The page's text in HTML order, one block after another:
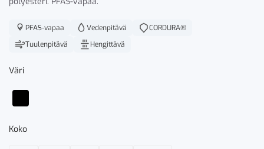
PFAS-vapaa Vedenpitävä
CORDURA®
Tuulenpitävä
Hengittävä
Väri
Koko